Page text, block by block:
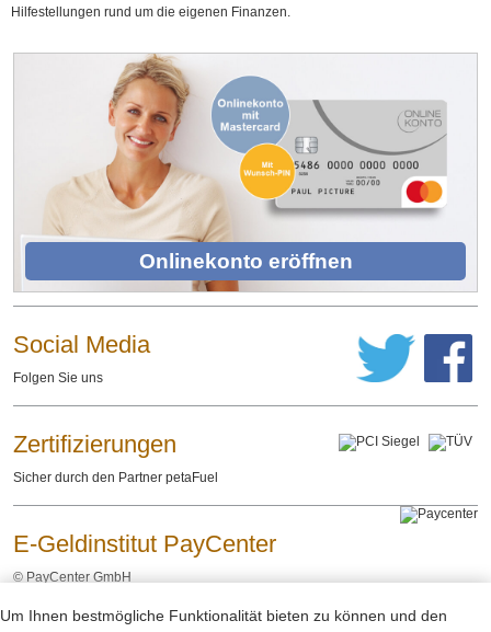
Hilfestellungen rund um die eigenen Finanzen.
Onlinekonto eröffnen
Social Media
Folgen Sie uns
Zertifizierungen
Sicher durch den Partner petaFuel
E-Geldinstitut PayCenter
© PayCenter GmbH
Impressum - Datenschutzerklärung - Rechtliche Hinweise
Um Ihnen bestmögliche Funktionalität bieten zu können und den